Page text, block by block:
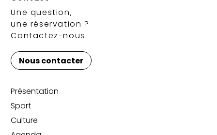
Une question,
une réservation ?
Contactez-nous.
Nous contacter
Présentation
Sport
Culture